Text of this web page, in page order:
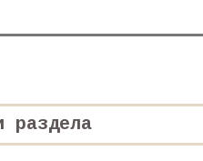
раздела